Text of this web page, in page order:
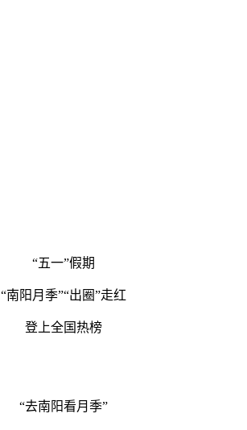
“五一”假期
“南阳月季”“出圈”走红
登上全国热榜
“去南阳看月季”